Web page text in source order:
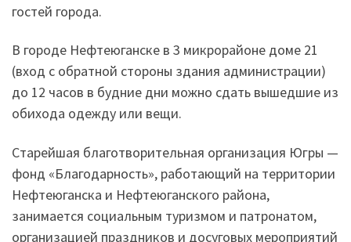
гостей города.
В городе Нефтеюганске в 3 микрорайоне доме 21
(вход с обратной стороны здания администрации)
до 12 часов в будние дни можно сдать вышедшие из
обихода одежду или вещи.
Старейшая благотворительная организация Югры —
фонд «Благодарность», работающий на территории
Нефтеюганска и Нефтеюганского района,
занимается социальным туризмом и патронатом,
организацией праздников и досуговых мероприятий